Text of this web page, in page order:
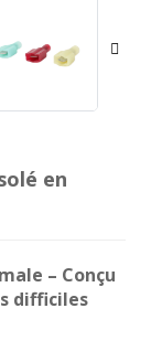
en
– Conçu
difficiles